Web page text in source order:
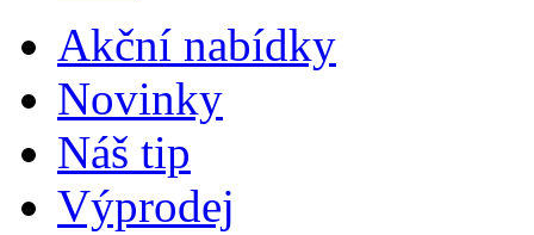
Akční nabídky
Novinky
Náš tip
Výprodej